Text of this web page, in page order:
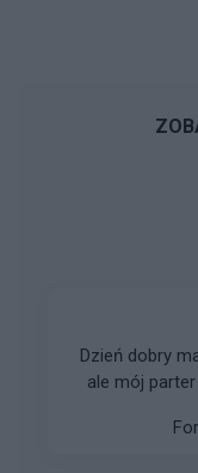
Dzień dobry
ale mój